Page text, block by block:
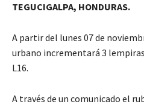
TEGUCIGALPA, HONDURAS.
A partir del lunes 07 de
urbano incrementará 3
L16.
A través de un comunicado el